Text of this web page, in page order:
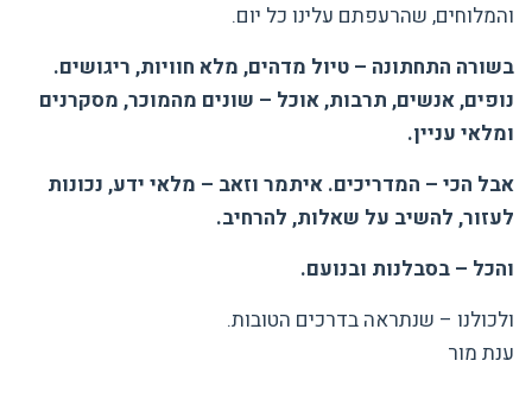
והמלוחים, שהרעפתם עלינו כל יום.
בשורה התחתונה – טיול מדהים, מלא חוויות, ריגושים.
נופים, אנשים, תרבות, אוכל – שונים מהמוכר, מסקרנים
ומלאי עניין.
אבל הכי – המדריכים. איתמר וזאב – מלאי ידע, נכונות
לעזור, להשיב על שאלות, להרחיב.
והכל – בסבלנות ובנועם.
ולכולנו – שנתראה בדרכים הטובות.
ענת מור